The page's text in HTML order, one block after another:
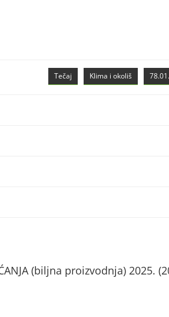
Klima i okoliš
Tečaj
(biljna proizvodnja) 2025.